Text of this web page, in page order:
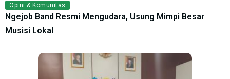
Opini & Komunitas
Ngejob Band Resmi Mengudara, Usung Mimpi Besar
Musisi Lokal